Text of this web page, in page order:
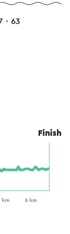
- 63
Finish